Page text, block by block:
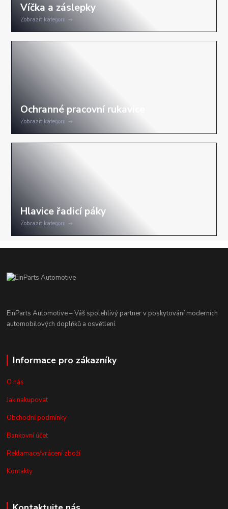
Zobrazit kategorii
Zobrazit kategorii
Zobrazit kategorii
EinParts Automotive – Váš spolehlivý partner v poskytování moderních
automobilových doplňků a osvětlení.
Informace pro zákazníky
O nás
Jak nakupovat
Obchodní podmínky
Bankovní účet
Reklamace/vrácení zboží
Kontakty